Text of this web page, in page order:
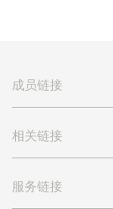
成员链接
相关链接
服务链接